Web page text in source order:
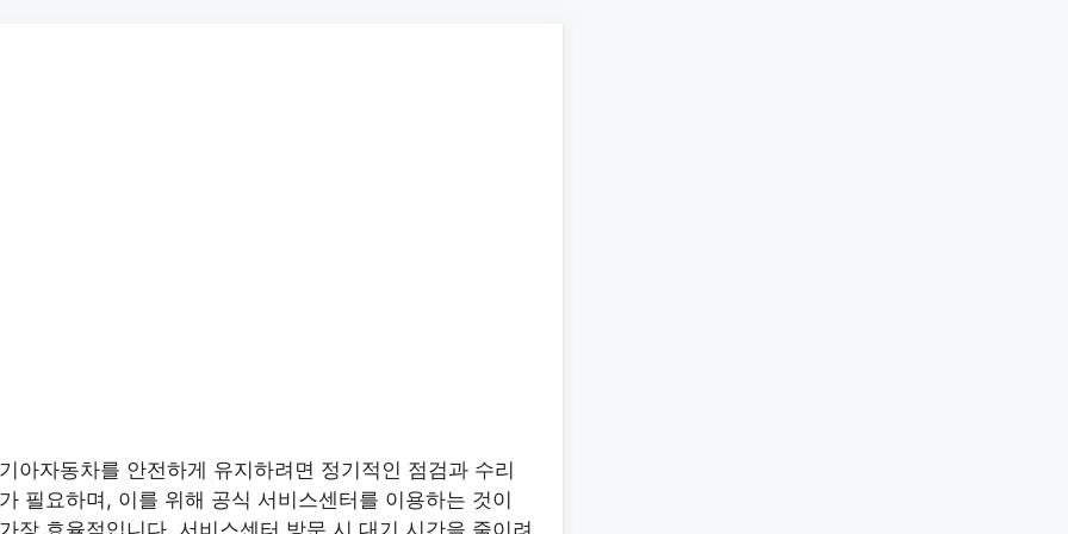
기아자동차를 안전하게 유지하려면 정기적인 점검과 수리
가 필요하며, 이를 위해 공식 서비스센터를 이용하는 것이
가장 효율적입니다. 서비스센터 방문 시 대기 시간을 줄이려